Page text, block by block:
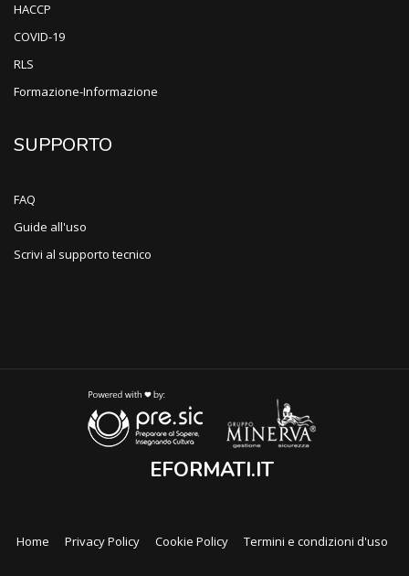
HACCP
COVID-19
RLS
Formazione-Informazione
SUPPORTO
FAQ
Guide all'uso
Scrivi al supporto tecnico
EFORMATI.IT
Home Privacy Policy Cookie Policy Termini e condizioni d'uso